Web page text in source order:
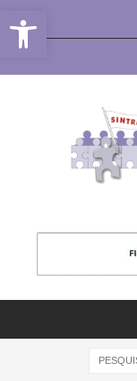
Abrir a barra de ferramentas